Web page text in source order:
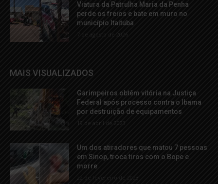
Viatura da Patrulha Maria da Penha
perde os freios e bate em muro no
município Itaituba
7 de agosto de 2026
MAIS VISUALIZADOS
Garimpeiros obtêm vitória na Justiça
Federal após processo contra o Ibama
por destruição de equipamentos
19 de abril de 2023
Um dos atiradores que matou 7 pessoas
em Sinop, troca tiros com o Bope e
morre
22 de fevereiro de 2023